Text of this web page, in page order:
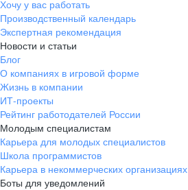
Хочу у вас работать
Производственный календарь
Экспертная рекомендация
Новости и статьи
Блог
О компаниях в игровой форме
Жизнь в компании
ИТ-проекты
Рейтинг работодателей России
Молодым специалистам
Карьера для молодых специалистов
Школа программистов
Карьера в некоммерческих организациях
Боты для уведомлений